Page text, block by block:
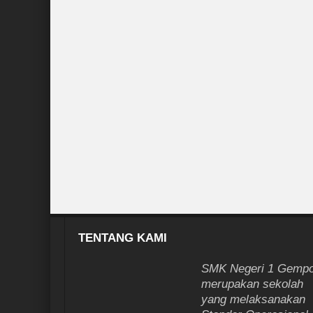
TENTANG KAMI
SMK Negeri 1
merupakan sekolah
yang melaksanakan